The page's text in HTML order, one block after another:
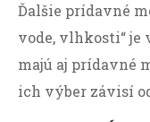
Ďalšie prídavné
vode, vlhkosti“ je
majú aj prídavné
ich výber závisí